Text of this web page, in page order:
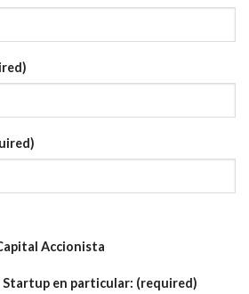
Accionista
Startup en particular: (required)